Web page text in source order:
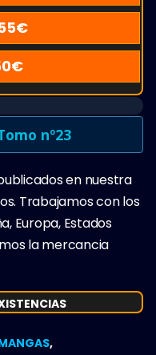
€
€
nº23
en nuestra
Trabajamos con los
Europa, Estados
la mercancia
,